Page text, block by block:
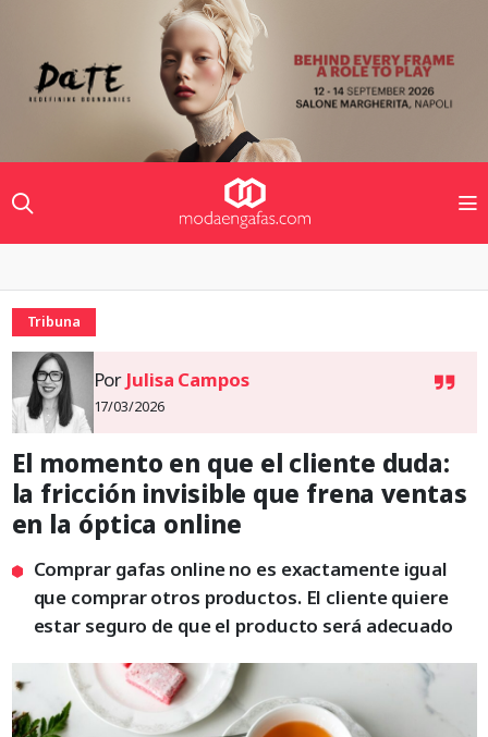
Tribuna
Por Julisa Campos
17/03/2026
El momento en que el cliente duda:
la fricción invisible que frena ventas
en la óptica online
Comprar gafas online no es exactamente igual
que comprar otros productos. El cliente quiere
estar seguro de que el producto será adecuado